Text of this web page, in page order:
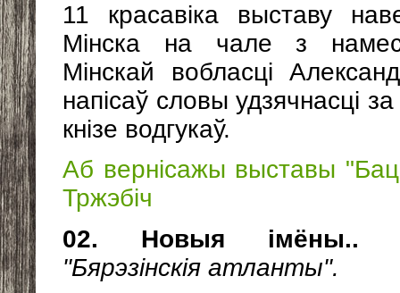
11 красавіка выставу
Мінска на чале з
Мінскай вобласці
напісаў словы удзячнасці
кнізе водгукаў.
Аб вернісажы выставы
Тржэбіч
02. Новыя
"Бярэзінскія атланты".